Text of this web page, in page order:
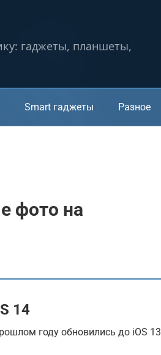
гаджеты, планшеты,
Smart гаджеты Разное
фото на
14
году обновились до iOS 13